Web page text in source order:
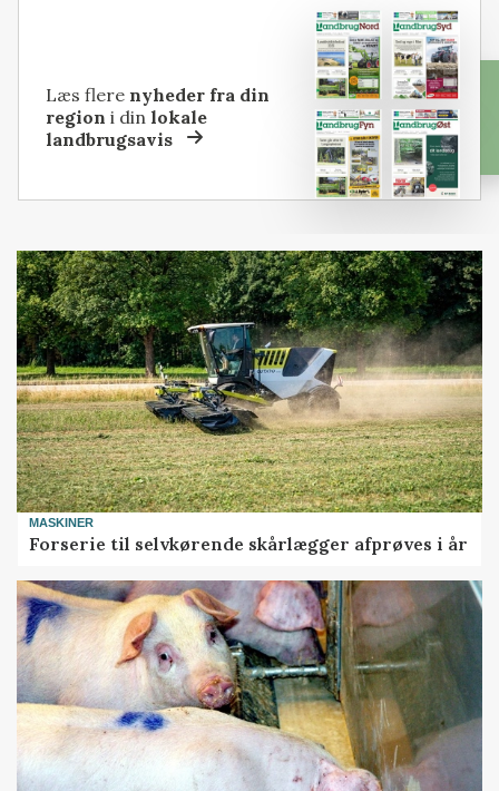
Læs flere nyheder fra din
region i dinlokale
landbrugsavis
MASKINER
Forserie til selvkørende skårlægger afprøves i år